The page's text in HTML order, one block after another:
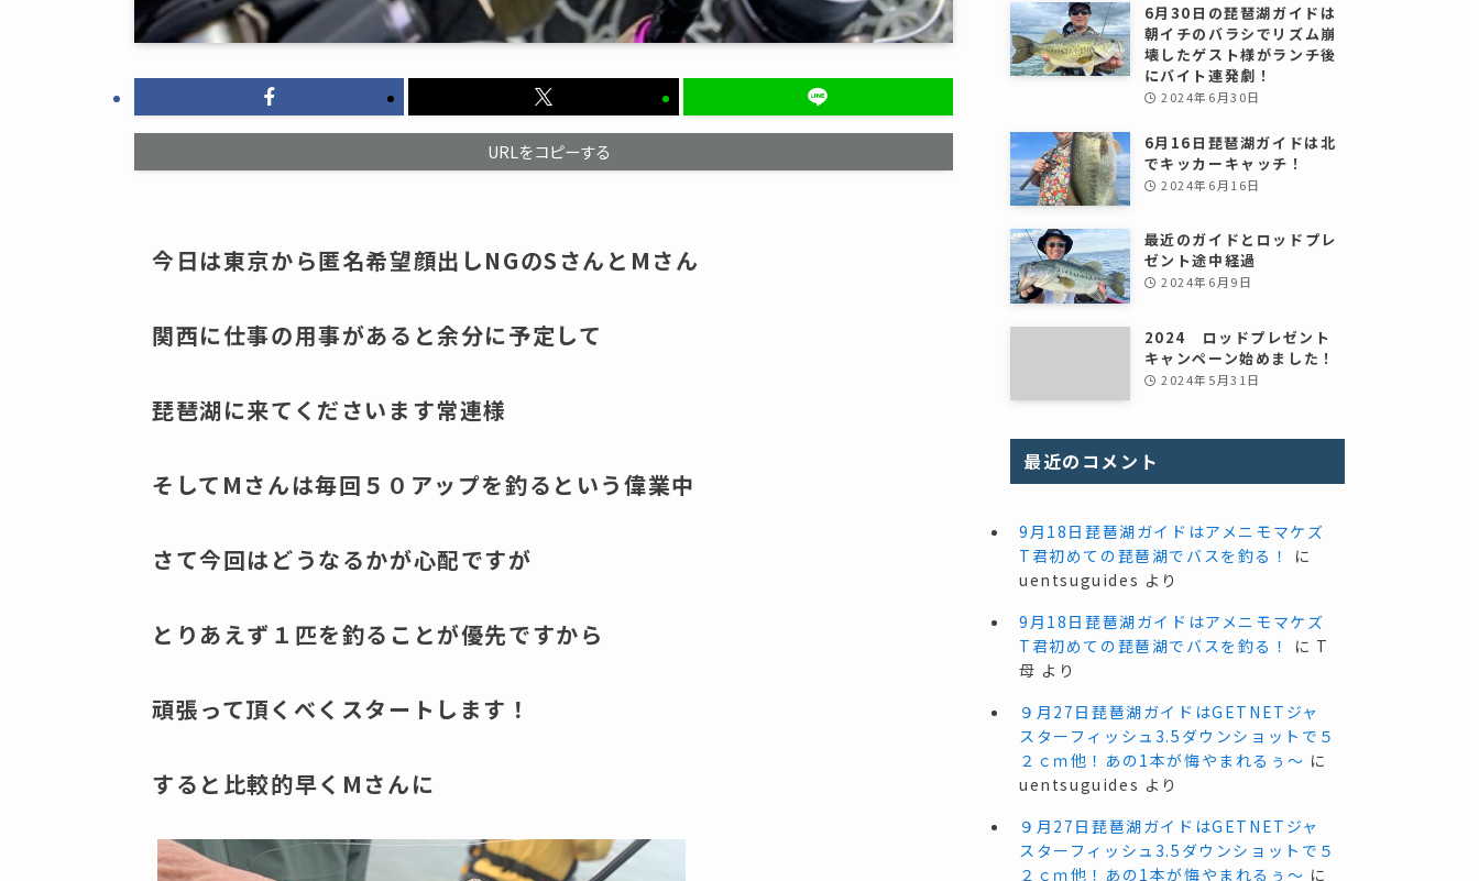
URLをコピーする
今日は東京から匿名希望顔出しNGのSさんとMさん
関西に仕事の用事があると余分に予定して
琵琶湖に来てくださいます常連様
そしてMさんは毎回５０アップを釣るという偉業中
さて今回はどうなるかが心配ですが
とりあえず１匹を釣ることが優先ですから
頑張って頂くべくスタートします！
すると比較的早くMさんに
6月30日の琵琶湖ガイドは
朝イチのバラシでリズム崩
壊したゲスト様がランチ後
にバイト連発劇！
2024年6月30日
6月16日琵琶湖ガイドは北
でキッカーキャッチ！
2024年6月16日
最近のガイドとロッドプレ
ゼント途中経過
2024年6月9日
2024 ロッドプレゼント
キャンペーン始めました！
2024年5月31日
最近のコメント
9月18日琵琶湖ガイドはアメニモマケズ
T君初めての琵琶湖でバスを釣る！
に
uentsuguides より
9月18日琵琶湖ガイドはアメニモマケズ
T君初めての琵琶湖でバスを釣る！
に T
母 より
９月27日琵琶湖ガイドはGETNETジャ
スターフィッシュ3.5ダウンショットで５
２ｃｍ他！あの1本が悔やまれるぅ～ に
uentsuguides より
９月27日琵琶湖ガイドはGETNETジャ
スターフィッシュ3.5ダウンショットで５
２ｃｍ他！あの1本が悔やまれるぅ～ に